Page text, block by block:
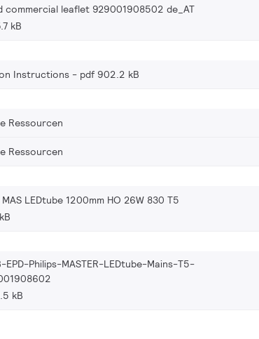
commercial leaflet 929001908502 de_AT
kB
Instructions pdf 902.2 kB
Ressourcen
Ressourcen
MAS LEDtube 1200mm HO 26W 830 T5
EPD-Philips-MASTER-LEDtube-Mains-T5-
kB